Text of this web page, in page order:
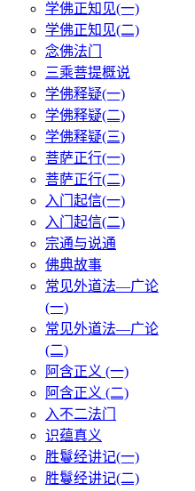
学佛正知见(一)
学佛正知见(二)
念佛法门
三乘菩提概说
学佛释疑(一)
学佛释疑(二)
学佛释疑(三)
菩萨正行(一)
菩萨正行(二)
入门起信(一)
入门起信(二)
宗通与说通
佛典故事
常见外道法—广论
(一)
常见外道法—广论
(二)
阿含正义 (一)
阿含正义 (二)
入不二法门
识蕴真义
胜鬘经讲记(一)
胜鬘经讲记(二)